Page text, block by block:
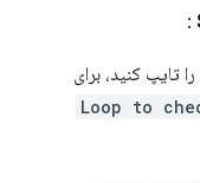
:
تایپ کنید، برای
// Loop to